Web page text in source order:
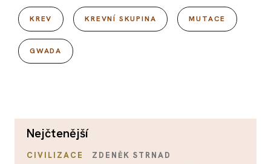
KREV KREVNÍ SKUPINA MUTACE
GWADA
nejčtenější
CIVILIZACE ZDENĚK STRNAD